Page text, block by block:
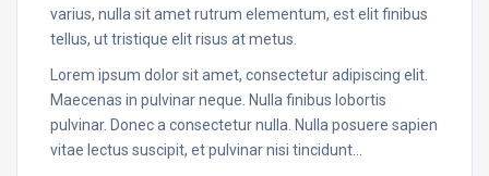
varius, nulla sit amet rutrum elementum, est elit finibus
tellus, ut tristique elit risus at metus.
Lorem ipsum dolor sit amet, consectetur adipiscing elit.
Maecenas in pulvinar neque. Nulla finibus lobortis
pulvinar. Donec a consectetur nulla. Nulla posuere sapien
vitae lectus suscipit, et pulvinar nisi tincidunt…